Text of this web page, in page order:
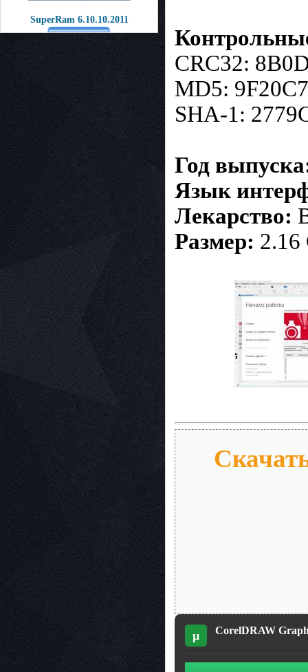
SuperRam 6.10.10.2011
CRC32:
MD5:
SHA-1:
Год
Язык
Лекарство:
Размер: 2.16
µ CorelDRAW